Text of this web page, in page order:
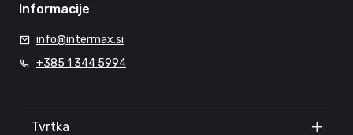
Informacije
info@intermax.si
+385 1 344 5994
Tvrtka